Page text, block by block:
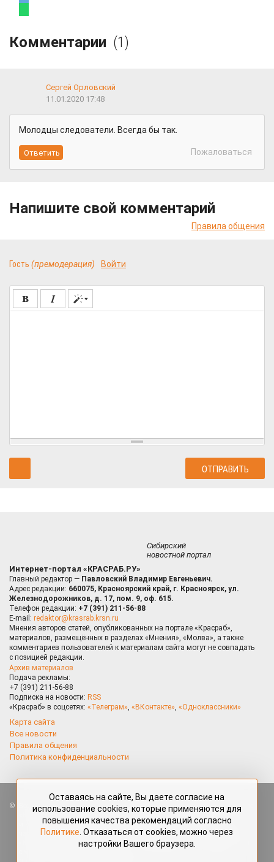
Комментарии (1)
Сергей Орловский
11.01.2020 17:48
Молодцы следователи. Всегда бы так.
Пожаловаться
Напишите свой комментарий
Правила общения
Гость (премодерация) Войти
Сибирский
новостной портал
Интернет-портал «КРАСРАБ.РУ»
Главный редактор — Павловский Владимир Евгеньевич.
Адрес редакции: 660075, Красноярский край, г. Красноярск, ул.
Железнодорожников, д. 17, пом. 9, оф. 615.
Телефон редакции: +7 (391) 211-56-88
E-mail: redaktor@krasrab.krsn.ru
Мнения авторов статей, опубликованных на портале «Красраб»,
материалов, размещённых в разделах «Мнения», «Молва», а также
комментариев пользователей к материалам сайта могут не совпадать
с позицией редакции.
Архив материалов
Подача рекламы:
+7 (391) 211-56-88
Подписка на новости: RSS
«Красраб» в соцсетях: «Телеграм», «ВКонтакте», «Одноклассники»
Карта сайта
Все новости
Правила общения
Политика конфиденциальности
Все права защищены. Любые материалы, размещённые на портале
«Красраб.ру» сотрудниками редакции, нештатными авторами
и читателями, являются объектами авторского права. Полное или
частичное использование материалов, размещённых на портале
«Красраб.ру», допускается только с письменного согласия редакции
Оставаясь на сайте, Вы даете согласие на
использование cookies, которые применяются для
повышения качества рекомендаций согласно
Политике . Отказаться от cookies, можно через
настройки Вашего браузера.